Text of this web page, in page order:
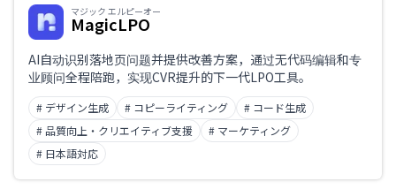
マジック エルピーオー
MagicLPO
AI自动识别落地页问题并提供改善方案，通过无代码编辑和专
业顾问全程陪跑，实现CVR提升的下一代LPO工具。
# デザイン生成 # コピーライティング
# コード生成
# 品質向上・クリエイティブ支援
# マーケティング
# 日本語対応